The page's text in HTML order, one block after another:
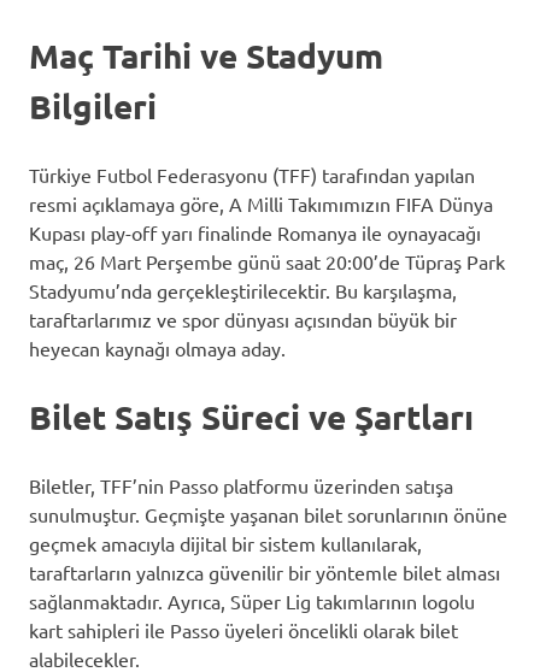
Maç Tarihi ve Stadyum
Bilgileri
Türkiye Futbol Federasyonu (TFF) tarafından yapılan
resmi açıklamaya göre, A Milli Takımımızın FIFA Dünya
Kupası play-off yarı finalinde Romanya ile oynayacağı
maç, 26 Mart Perşembe günü saat 20:00’de Tüpraş Park
Stadyumu’nda gerçekleştirilecektir. Bu karşılaşma,
taraftarlarımız ve spor dünyası açısından büyük bir
heyecan kaynağı olmaya aday.
Bilet Satış Süreci ve Şartları
Biletler, TFF’nin Passo platformu üzerinden satışa
sunulmuştur. Geçmişte yaşanan bilet sorunlarının önüne
geçmek amacıyla dijital bir sistem kullanılarak,
taraftarların yalnızca güvenilir bir yöntemle bilet alması
sağlanmaktadır. Ayrıca, Süper Lig takımlarının logolu
kart sahipleri ile Passo üyeleri öncelikli olarak bilet
alabilecekler.